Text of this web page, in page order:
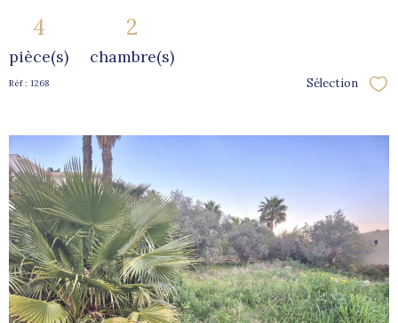
4
pièce(s)
2
chambre(s)
Réf : 1268 Sélection
voir le
bien